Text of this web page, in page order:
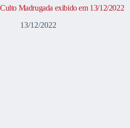
Culto Madrugada exibido em 13/12/2022
13/12/2022